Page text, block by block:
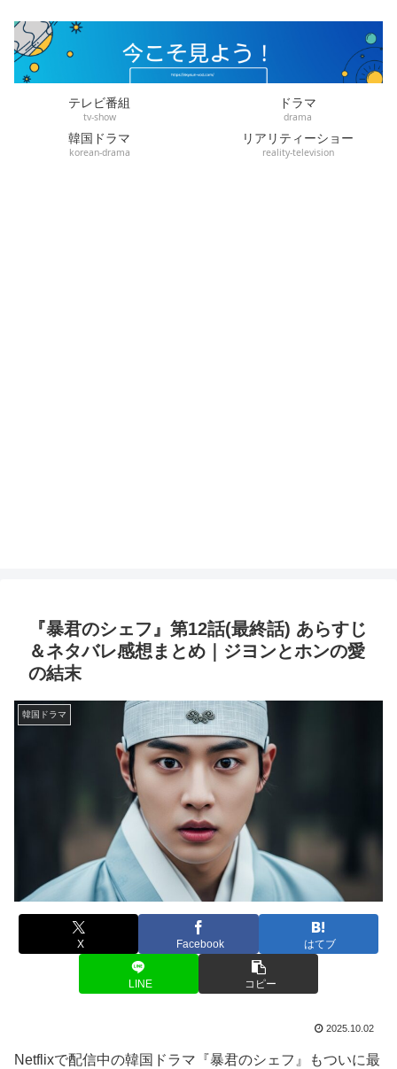
テレビ番組
tv-show
ドラマ
drama
韓国ドラマ
korean-drama
リアリティーショー
reality-television
『暴君のシェフ』第12話(最終話) あらすじ
＆ネタバレ感想まとめ｜ジヨンとホンの愛
の結末
韓国ドラマ
X Facebook はてブ
LINE コピー
2025.10.02
Netflixで配信中の韓国ドラマ『暴君のシェフ』もついに最